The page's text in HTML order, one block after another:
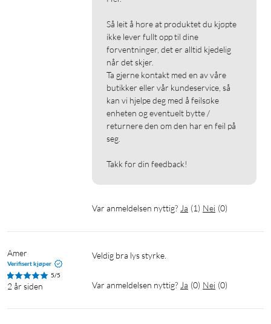
Så leit å høre at produktet du kjøpte
ikke lever fullt opp til dine
forventninger, det er alltid kjedelig
når det skjer.
Ta gjerne kontakt med en av våre
butikker eller vår kundeservice, så
kan vi hjelpe deg med å feilsøke
enheten og eventuelt bytte /
returnere den om den har en feil på
seg.
Takk for din feedback!
Var anmeldelsen nyttig? Ja (1) Nei (0)
Amer
Verifisert kjøper
5/5
2 år siden
Veldig bra lys styrke.
Var anmeldelsen nyttig? Ja (0) Nei (0)